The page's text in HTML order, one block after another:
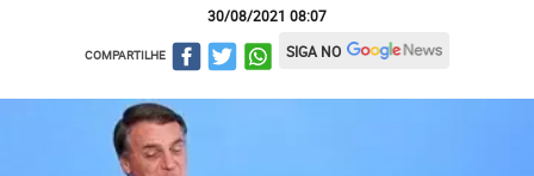
30/08/2021 08:07
COMPARTILHE SIGA NO